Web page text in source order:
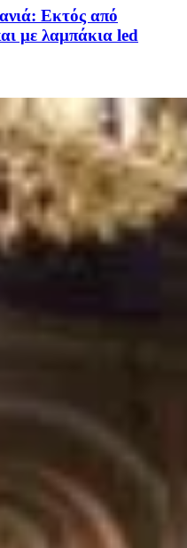
Εκτός από
με λαμπάκια led